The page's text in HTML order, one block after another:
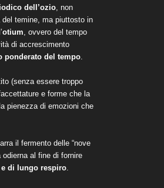
dell’ozio, non
del temine, ma piuttosto in
otium, ovvero del tempo
di accrescimento
ponderato del tempo.
(senza essere troppo
e forme che la
pienezza di emozioni che
il fermento delle “nove
al fine di fornire
di lungo respiro.